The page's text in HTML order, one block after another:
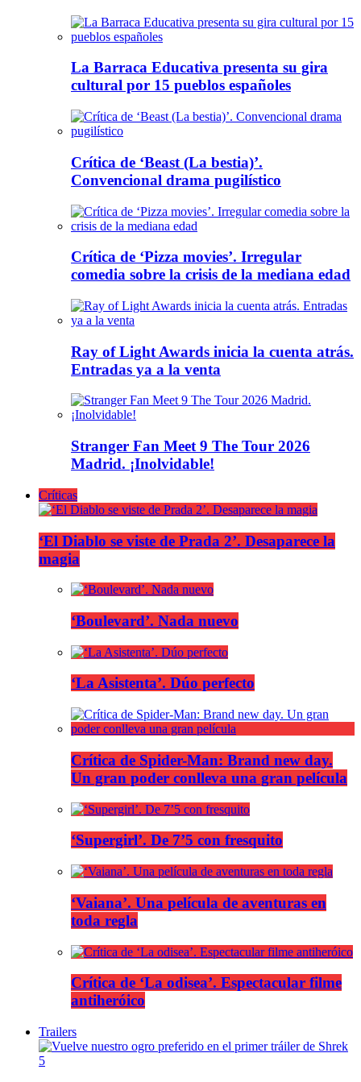
La Barraca Educativa presenta su gira
cultural por 15 pueblos españoles
Crítica de ‘Beast (La bestia)’.
Convencional drama pugilístico
Crítica de ‘Pizza movies’. Irregular
comedia sobre la crisis de la mediana edad
Ray of Light Awards inicia la cuenta atrás.
Entradas ya a la venta
Stranger Fan Meet 9 The Tour 2026
Madrid. ¡Inolvidable!
Críticas
‘El Diablo se viste de Prada 2’. Desaparece la
magia
‘Boulevard’. Nada nuevo
‘La Asistenta’. Dúo perfecto
Crítica de Spider-Man: Brand new day.
Un gran poder conlleva una gran película
‘Supergirl’. De 7’5 con fresquito
‘Vaiana’. Una película de aventuras en
toda regla
Crítica de ‘La odisea’. Espectacular filme
antiheróico
Trailers